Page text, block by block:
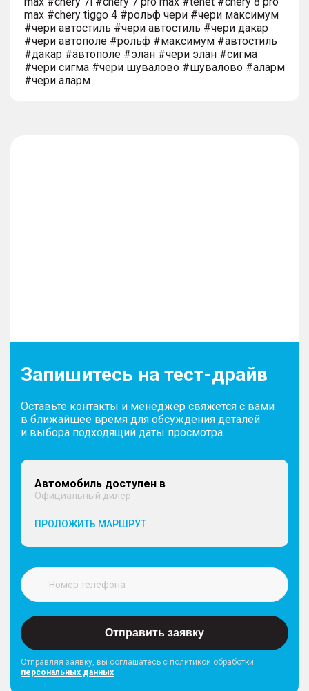
max #chery tiggo 4 #рольф чери #чери максимум
#чери автостиль #чери автостиль #чери дакар
#чери автополе #рольф #максимум #автостиль
#дакар #автополе #элан #чери элан #сигма
#чери сигма #чери шувалово #шувалово #аларм
#чери аларм
Запишитесь на тест-драйв
Оставьте контакты и менеджер свяжется с вами
в ближайшее время для обсуждения деталей
и выбора подходящий даты просмотра.
Автомобиль доступен в
Официальный дилер
ПРОЛОЖИТЬ МАРШРУТ
Отправить заявку
Отправляя заявку, вы соглашатесь с политикой обработки
персональных данных